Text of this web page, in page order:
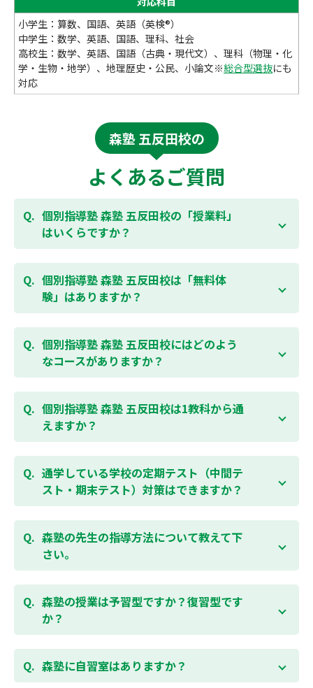
小学生：算数、国語、英語（英検®）
中学生：数学、英語、国語、理科、社会
高校生：数学、英語、国語（古典・現代文）、理科（物理・化
学・生物・地学）、地理歴史・公民、小論文※総合型選抜にも
対応
森塾 五反田校の
よくあるご質問
個別指導塾 森塾 五反田校の「授業料」
はいくらですか？
お子様の学年やご状況、校舎によって変わりますの
で、以下より、お気軽にお問合わせください。個別指
導塾 森塾の授業料はこちらのページ
よりお問合わせく
ださい。自動返信メールで【すぐ】にご確認いただけ
個別指導塾 森塾 五反田校は「無料体
験」はありますか？
通常期には最大1ヶ月の無料体験を受付しておりま
す。また、春休み、夏休み、冬休みの講習では「4日
間～5日間の無料体験」授業を受けていただくことが
可能です。個別指導塾 森塾 五反田校の無料体験につい
個別指導塾 森塾 五反田校にはどのよう
なコースがありますか？
個別指導塾 森塾 五反田校では、小学生・中学生・高
校生のコースがあり、それぞれ学校のテストの点数ア
ップを目的としたコースとなっております。その他、
小学生用の英検®対策や、基礎学力を身につけるDOJO
細は校舎にお問合わせください。
お問合わせはこちら
個別指導塾 森塾 五反田校は1教科から通
えますか？
はい、1教科、週1日から受講いただけます。自分から
勉強できる習慣をつけるために最初は1から2教科での
受講をおすすめしております。まずはお気軽にご相談
ください。
ご相談（お問合わせ）はこちら
通学している学校の定期テスト（中間テ
スト・期末テスト）対策はできますか？
お子様お一人おひとりの学校進度やテスト範囲にあわ
せて授業をすすめますので、定期テスト対策に繋がり
ます。森塾では、テスト直前に自分の予定にあわせ
て、テスト対策授業の追加ができます。 受講中の科目
ど）も可能です。 普段忙しくてなかなか手が回らない
科目も、テスト前に集中して対策できると好評です。
森塾の先生の指導方法について教えて下
さい。
「質量ともに日本一」と自負する研修制度を受け、知
識や教え方を習得した先生が、一人ひとりの能力、個
性に合わせて個別指導いたします。先生とお子様の相
性を大切にするために、相性が合わなければ先生変更
森塾の授業は予習型ですか？復習型です
か？
春期・夏期等の講習以外では森塾の授業は学校で習っ
たところを教える「復習型授業」ではなく、塾で習っ
森塾に自習室はありますか？